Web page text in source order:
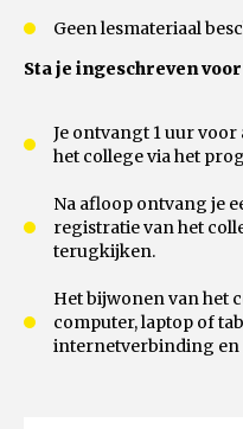
Geen lesmateriaal
Sta je ingeschreven
Je ontvangt 1 uur
het college via het
Na afloop ontvang je
registratie van het
terugkijken.
Het bijwonen van het
computer, laptop of
internetverbinding en